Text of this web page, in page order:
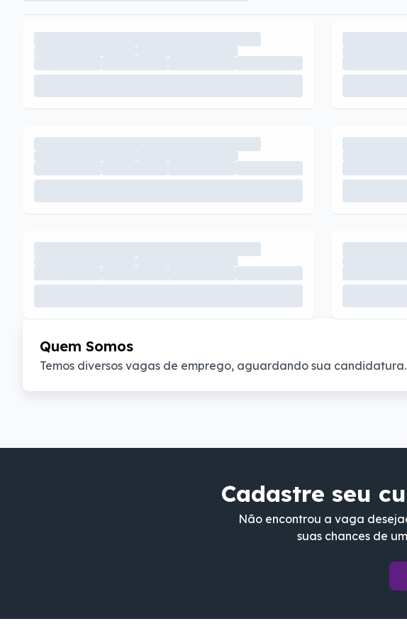
Quem Somos
Temos diversos vagas de emprego, aguardando sua candidatura.
Cadastre seu
Não encontrou a vaga
suas chances de